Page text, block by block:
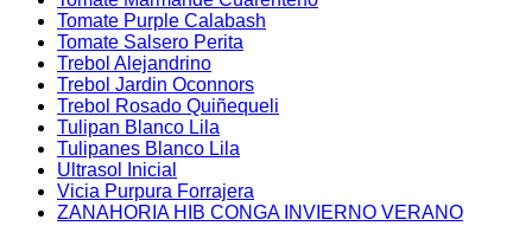
Tomate Purple Calabash
Tomate Salsero Perita
Trebol Alejandrino
Trebol Jardin Oconnors
Trebol Rosado Quiñequeli
Tulipan Blanco Lila
Tulipanes Blanco Lila
Ultrasol Inicial
Vicia Purpura Forrajera
ZANAHORIA HIB CONGA INVIERNO VERANO